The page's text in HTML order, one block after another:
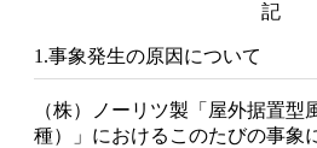
記
1.事象発生の原因について
（株）ノーリツ製「屋外据置型
種）」におけるこのたびの事象